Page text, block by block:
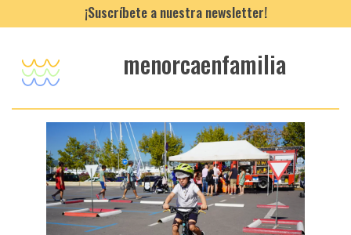
¡Suscríbete a nuestra newsletter!
menorcaenfamilia